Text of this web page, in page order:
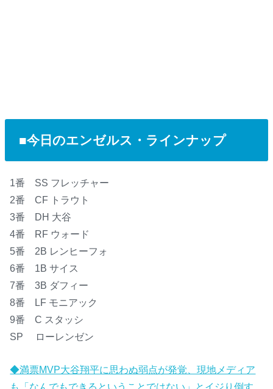
■今日のエンゼルス・ラインナップ
1番 SS フレッチャー
2番 CF トラウト
3番 DH 大谷
4番 RF ウォード
5番 2B レンヒーフォ
6番 1B サイス
7番 3B ダフィー
8番 LF モニアック
9番 C スタッシ
SP ローレンゼン
◆満票MVP大谷翔平に思わぬ弱点が発覚、現地メディア
も「なんでもできるということではない」とイジり倒す